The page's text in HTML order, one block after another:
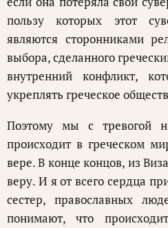
пользу которых этот
являются сторонниками
выбора, сделанного
внутренний конфликт,
укреплять греческое
Поэтому мы с тревогой
происходит в греческом
вере. В конце концов, из
веру. И я от всего сердца
сестер, православных
понимают, что